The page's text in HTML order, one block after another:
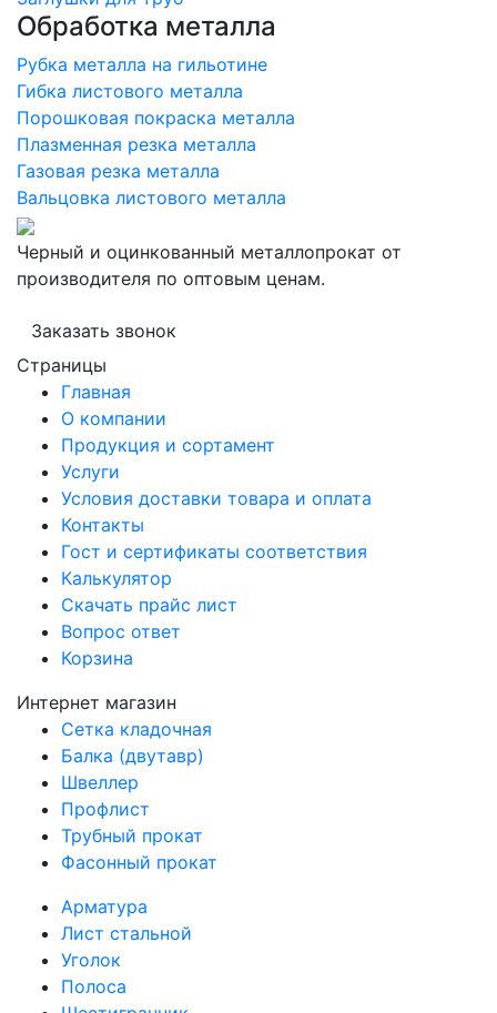
Обработка металла
Рубка металла на гильотине
Гибка листового металла
Порошковая покраска металла
Плазменная резка металла
Газовая резка металла
Вальцовка листового металла
Черный и оцинкованный металлопрокат от
производителя по оптовым ценам.
Заказать звонок
Страницы
Главная
О компании
Продукция и сортамент
Услуги
Условия доставки товара и оплата
Контакты
Гост и сертификаты соответствия
Калькулятор
Скачать прайс лист
Вопрос ответ
Корзина
Интернет магазин
Сетка кладочная
Балка (двутавр)
Швеллер
Профлист
Трубный прокат
Фасонный прокат
Арматура
Лист стальной
Уголок
Полоса